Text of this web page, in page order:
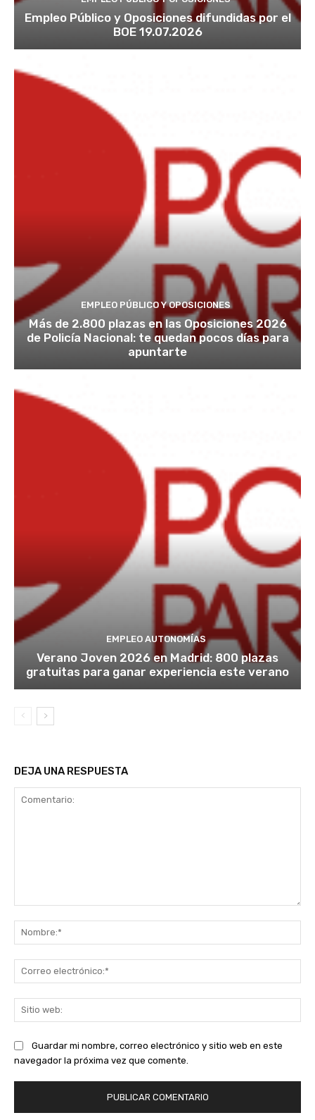
Empleo Público y Oposiciones difundidas por el
BOE 19.07.2026
EMPLEO PÚBLICO Y OPOSICIONES
Más de 2.800 plazas en las Oposiciones 2026
de Policía Nacional: te quedan pocos días para
apuntarte
EMPLEO AUTONOMÍAS
Verano Joven 2026 en Madrid: 800 plazas
gratuitas para ganar experiencia este verano
DEJA UNA RESPUESTA
Guardar mi nombre, correo electrónico y sitio web en este
navegador la próxima vez que comente.